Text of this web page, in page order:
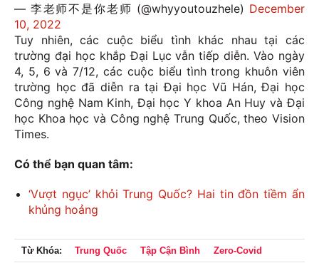
— 李老师不是你老师 (@whyyoutouzhele) December
10, 2022
Tuy nhiên, các cuộc biểu tình khác nhau tại các
trường đại học khắp Đại Lục vẫn tiếp diễn. Vào ngày
4, 5, 6 và 7/12, các cuộc biểu tình trong khuôn viên
trường học đã diễn ra tại Đại học Vũ Hán, Đại học
Công nghệ Nam Kinh, Đại học Y khoa An Huy và Đại
học Khoa học và Công nghệ Trung Quốc, theo Vision
Times.
Có thể bạn quan tâm:
‘Vượt ngục’ khỏi Trung Quốc? Hai tin đồn tiềm ẩn
khủng hoảng
Từ Khóa: Trung Quốc Tập Cận Bình Zero-Covid